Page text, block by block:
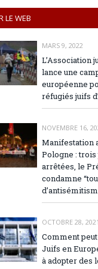
LE WEB
MARS 9, 2022
L’Association
lance une
européenne
réfugiés juifs
NOVEMBRE 16,
Manifestation
Pologne :
arrêtées, le
condamne
OCTOBRE 28, 2021
Comment
Juifs en
à adopter des